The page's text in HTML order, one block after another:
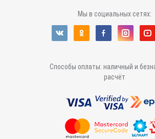
Мы в социальных сетях:
Способы оплаты: наличный и
расчёт